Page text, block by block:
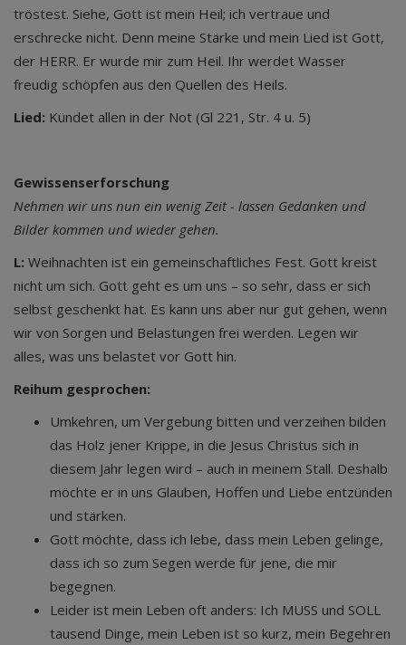
tröstest. Siehe, Gott ist mein Heil; ich vertraue und
erschrecke nicht. Denn meine Stärke und mein Lied ist Gott,
der HERR. Er wurde mir zum Heil. Ihr werdet Wasser
freudig schöpfen aus den Quellen des Heils.
Lied: Kündet allen in der Not (Gl 221, Str. 4 u. 5)
Gewissenserforschung
Nehmen wir uns nun ein wenig Zeit - lassen Gedanken und
Bilder kommen und wieder gehen.
L: Weihnachten ist ein gemeinschaftliches Fest. Gott kreist
nicht um sich. Gott geht es um uns – so sehr, dass er sich
selbst geschenkt hat. Es kann uns aber nur gut gehen, wenn
wir von Sorgen und Belastungen frei werden. Legen wir
alles, was uns belastet vor Gott hin.
Reihum gesprochen:
Umkehren, um Vergebung bitten und verzeihen bilden
das Holz jener Krippe, in die Jesus Christus sich in
diesem Jahr legen wird – auch in meinem Stall. Deshalb
möchte er in uns Glauben, Hoffen und Liebe entzünden
und stärken.
Gott möchte, dass ich lebe, dass mein Leben gelinge,
dass ich so zum Segen werde für jene, die mir
begegnen.
Leider ist mein Leben oft anders: Ich MUSS und SOLL
tausend Dinge, mein Leben ist so kurz, mein Begehren